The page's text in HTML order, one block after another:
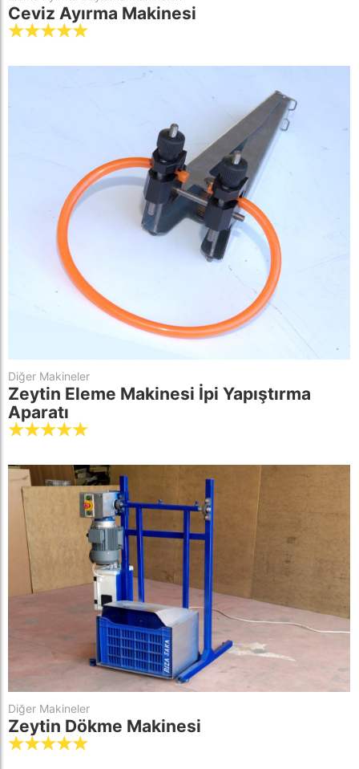
Ceviz Ayırma Makinesi
☆☆☆☆☆
Diğer Makineler
Zeytin Eleme Makinesi İpi Yapıştırma
Aparatı
☆☆☆☆☆
Diğer Makineler
Zeytin Dökme Makinesi
☆☆☆☆☆